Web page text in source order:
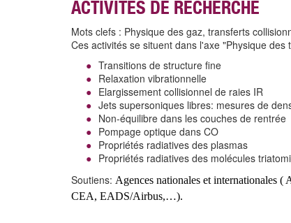
ACTIVITES DE RECHERCHE
Mots clefs : Physique des gaz, transferts
Ces activités se situent dans l'axe "Physique des
Transitions de structure fine
Relaxation vibrationnelle
Elargissement collisionnel de raies IR
Jets supersoniques libres: mesures de
Non-équilibre dans les couches de rentrée
Pompage optique dans CO
Propriétés radiatives des plasmas
Propriétés radiatives des molécules
Soutiens: Agences nationales et
CEA, EADS/Airbus,…).